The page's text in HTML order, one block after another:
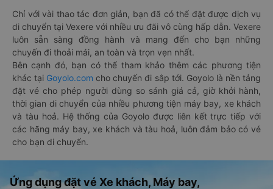
Chỉ với vài thao tác đơn giản, bạn đã có thể đặt được dịch vụ
di chuyển tại Vexere với nhiều ưu đãi vô cùng hấp dẫn. Vexere
luôn sẵn sàng đồng hành và mang đến cho bạn những
chuyến đi thoải mái, an toàn và trọn vẹn nhất.
Bên cạnh đó, bạn có thể tham khảo thêm các phương tiện
khác tại Goyolo.com cho chuyến đi sắp tới. Goyolo là nền tảng
đặt vé cho phép người dùng so sánh giá cả, giờ khởi hành,
thời gian di chuyển của nhiều phương tiện máy bay, xe khách
và tàu hoả. Hệ thống của Goyolo được liên kết trực tiếp với
các hãng máy bay, xe khách và tàu hoả, luôn đảm bảo có vé
cho bạn di chuyển.
Ứng dụng đặt vé Xe khách, Máy bay,